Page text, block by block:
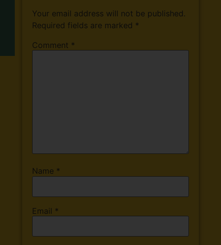
Your email address will not be published.
Required fields are marked *
Comment *
Name *
Email *